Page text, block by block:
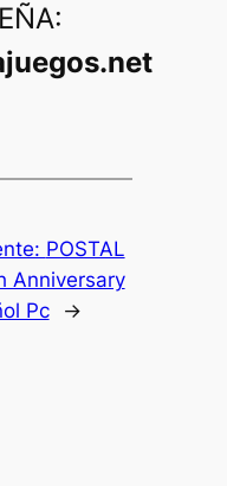
POSTAL
Anniversary
Pc
→